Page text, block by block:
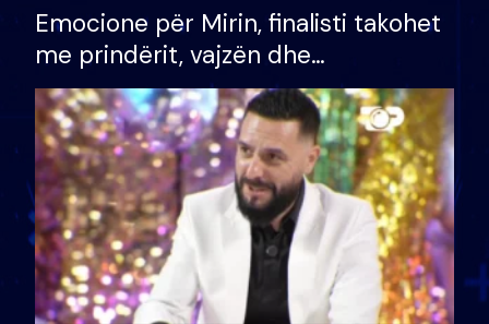
Emocione për Mirin, finalisti takohet
me prindërit, vajzën dhe
bashkëshorten: S’kemi ndonjë letër
divorci apo jo?